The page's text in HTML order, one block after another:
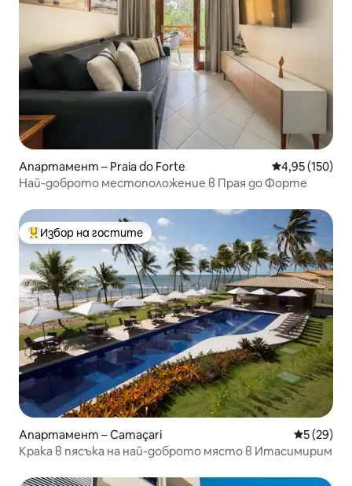
Апартамент – Praia do Forte Средна
4,95 (150)
Най-доброто местоположение в Прая до Форте
Най-популярен избор на гостите
Избор на гостите
Апартамент – Camaçari Средна
5 (29)
Крака в пясъка на най-доброто място в Итасимирим